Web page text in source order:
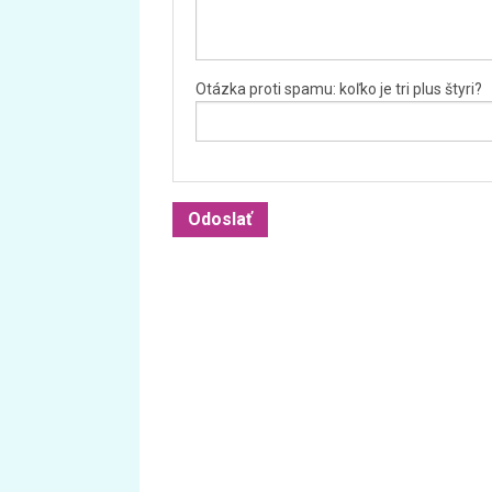
Otázka proti spamu: koľko je tri plus štyri?